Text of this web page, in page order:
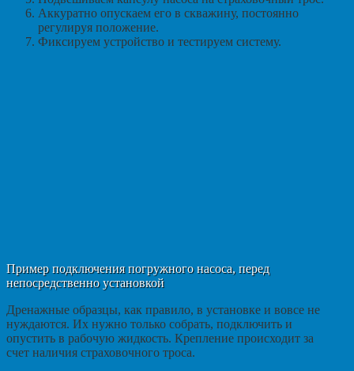
Аккуратно опускаем его в скважину, постоянно
регулируя положение.
Фиксируем устройство и тестируем систему.
Пример подключения погружного насоса, перед
непосредственно установкой
Дренажные образцы, как правило, в установке и вовсе не
нуждаются. Их нужно только собрать, подключить и
опустить в рабочую жидкость. Крепление происходит за
счет наличия страховочного троса.